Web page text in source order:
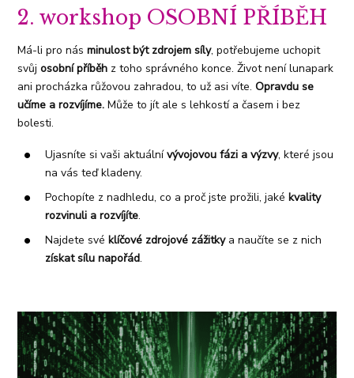
2. workshop OSOBNÍ PŘÍBĚH
Má-li pro násminulost být zdrojem síly, potřebujeme uchopit
svůjosobní příběh z toho správného konce. Život není lunapark
ani procházka růžovou zahradou, to už asi víte. Opravdu se
učíme a rozvíjíme. Může to jít ale s lehkostí a časem i bez
bolesti.
Ujasníte si vaši aktuálnívývojovou fázi a výzvy, které jsou
na vás teď kladeny.
Pochopíte z nadhledu, co a proč jste prožili, jakékvality
rozvinuli a rozvíjíte.
Najdete svéklíčové zdrojové zážitky a naučíte se z nich
získat sílu napořád.